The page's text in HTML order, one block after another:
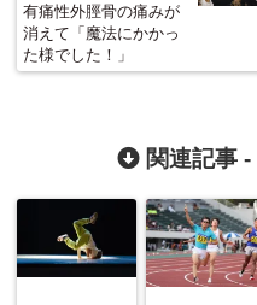
有痛性外脛骨の痛みが
消えて「魔法にかかっ
た様でした！」
関連記事 -